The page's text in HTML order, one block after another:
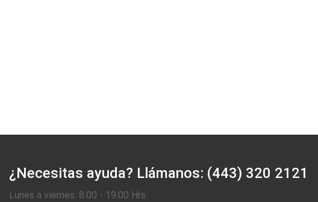
¿Necesitas ayuda? Llámanos: (443) 320 2121
Lunes a viernes: 8:00 - 19:00 Hrs.